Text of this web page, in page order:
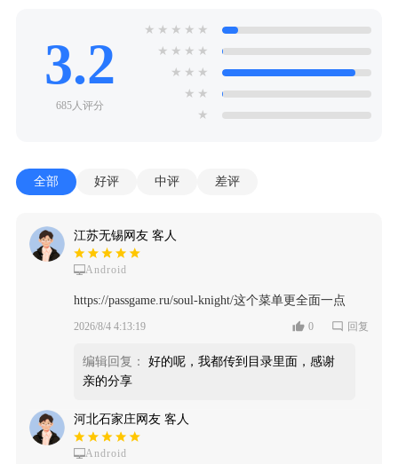
3.2
685人评分
★ ★ ★ ★ ★
★ ★ ★ ★
★ ★ ★
★ ★
★
全部 好评 中评 差评
江苏无锡网友 客人
Android
https://passgame.ru/soul-knight/这个菜单更全面一点
2026/8/4 4:13:19 0 回复
编辑回复：
好的呢，我都传到目录里面，感谢
亲的分享
河北石家庄网友 客人
Android